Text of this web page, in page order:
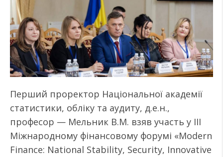
Перший проректор Національної академії
статистики, обліку та аудиту, д.е.н.,
професор — Мельник В.М. взяв участь у ІІІ
Міжнародному фінансовому форумі «Modern
Finance: National Stability, Security, Innovative